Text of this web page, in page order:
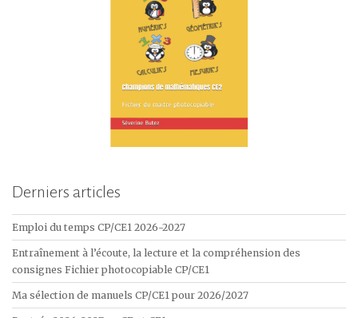
Derniers articles
Emploi du temps CP/CE1 2026-2027
Entraînement à l’écoute, la lecture et la compréhension des
consignes Fichier photocopiable CP/CE1
Ma sélection de manuels CP/CE1 pour 2026/2027